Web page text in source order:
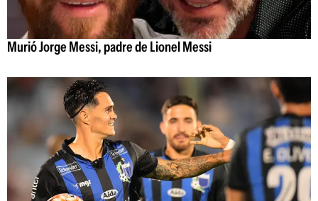
Murió Jorge Messi, padre de Lionel Messi